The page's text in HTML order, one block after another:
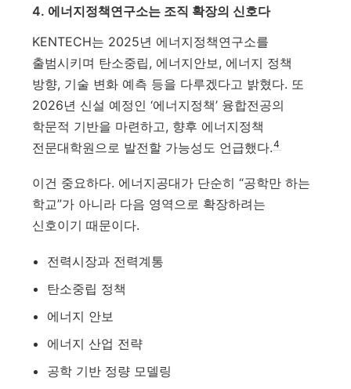
4. 에너지정책연구소는 조직 확장의 신호다
KENTECH는 2025년 에너지정책연구소를
출범시키며 탄소중립, 에너지안보, 에너지 정책
방향, 기술 변화 예측 등을 다루겠다고 밝혔다. 또
2026년 신설 예정인 ‘에너지정책’ 융합전공의
학문적 기반을 마련하고, 향후 에너지정책
전문대학원으로 발전할 가능성도 언급했다.4
이건 중요하다. 에너지공대가 단순히 “공학만 하는
학교”가 아니라 다음 영역으로 확장하려는
신호이기 때문이다.
전력시장과 전력계통
탄소중립 정책
에너지 안보
에너지 산업 전략
공학 기반 정량 모델링